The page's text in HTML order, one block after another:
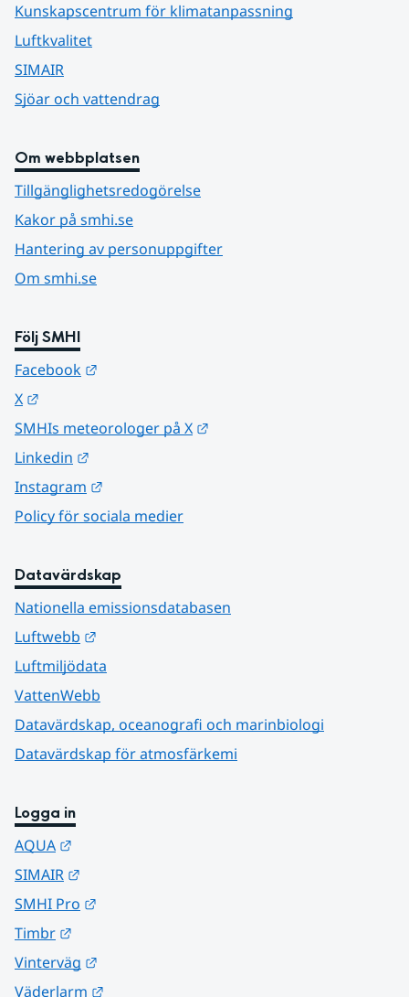
Kunskapscentrum för klimatanpassning
Luftkvalitet
SIMAIR
Sjöar och vattendrag
Om webbplatsen
Tillgänglighetsredogörelse
Kakor på smhi.se
Hantering av personuppgifter
Om smhi.se
Följ SMHI
Facebook
X
SMHIs meteorologer på X
Linkedin
Instagram
Policy för sociala medier
Datavärdskap
Nationella emissionsdatabasen
Luftwebb
Luftmiljödata
VattenWebb
Datavärdskap, oceanografi och marinbiologi
Datavärdskap för atmosfärkemi
Logga in
AQUA
SIMAIR
SMHI Pro
Timbr
Vinterväg
Väderlarm